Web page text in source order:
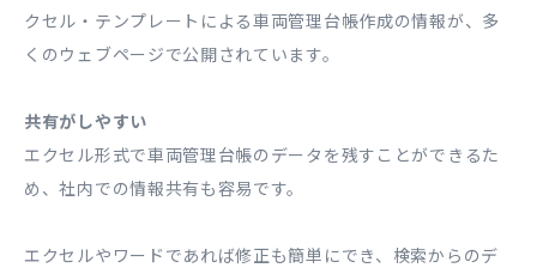
クセル・テンプレートによる車両管理台帳作成の情報が、多
くのウェブページで公開されています。
共有がしやすい
エクセル形式で車両管理台帳のデータを残すことができるた
め、社内での情報共有も容易です。
エクセルやワードであれば修正も簡単にでき、検索からのデ